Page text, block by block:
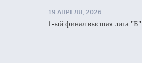
19 АПРЕЛЯ, 2026
1-ый финал высшая лига "Б"